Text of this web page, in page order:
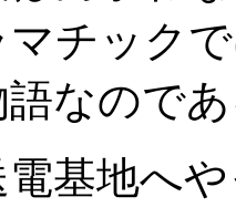
チック
語なので
基地へ